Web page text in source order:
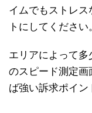
イムでもストレ
トにしてください
エリアによって
のスピード測定画
ば強い訴求ポイン